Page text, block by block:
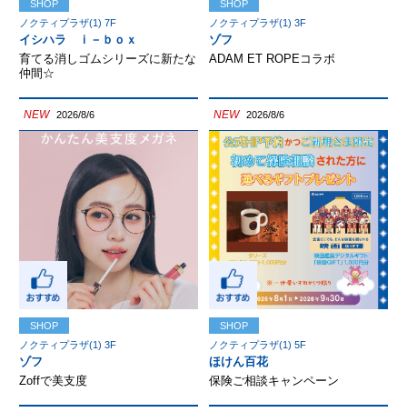
SHOP
ノクティプラザ(1) 7F
イシハラ ｉ－ｂｏｘ
育てる消しゴムシリーズに新たな
仲間☆
SHOP
ノクティプラザ(1) 3F
ゾフ
ADAM ET ROPEコラボ
NEW 2026/8/6
SHOP
ノクティプラザ(1) 3F
ゾフ
Zoffで美支度
NEW 2026/8/6
SHOP
ノクティプラザ(1) 5F
ほけん百花
保険ご相談キャンペーン